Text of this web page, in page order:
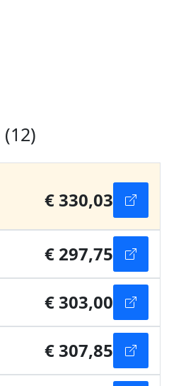
(12)
€ 330,03
€ 297,75
€ 303,00
€ 307,85